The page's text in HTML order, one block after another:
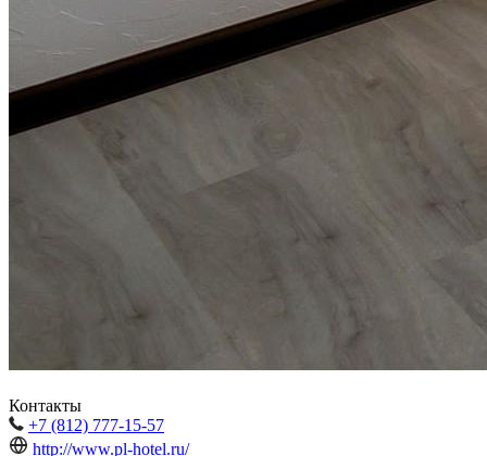
Контакты
+7 (812) 777-15-57
http://www.pl-hotel.ru/